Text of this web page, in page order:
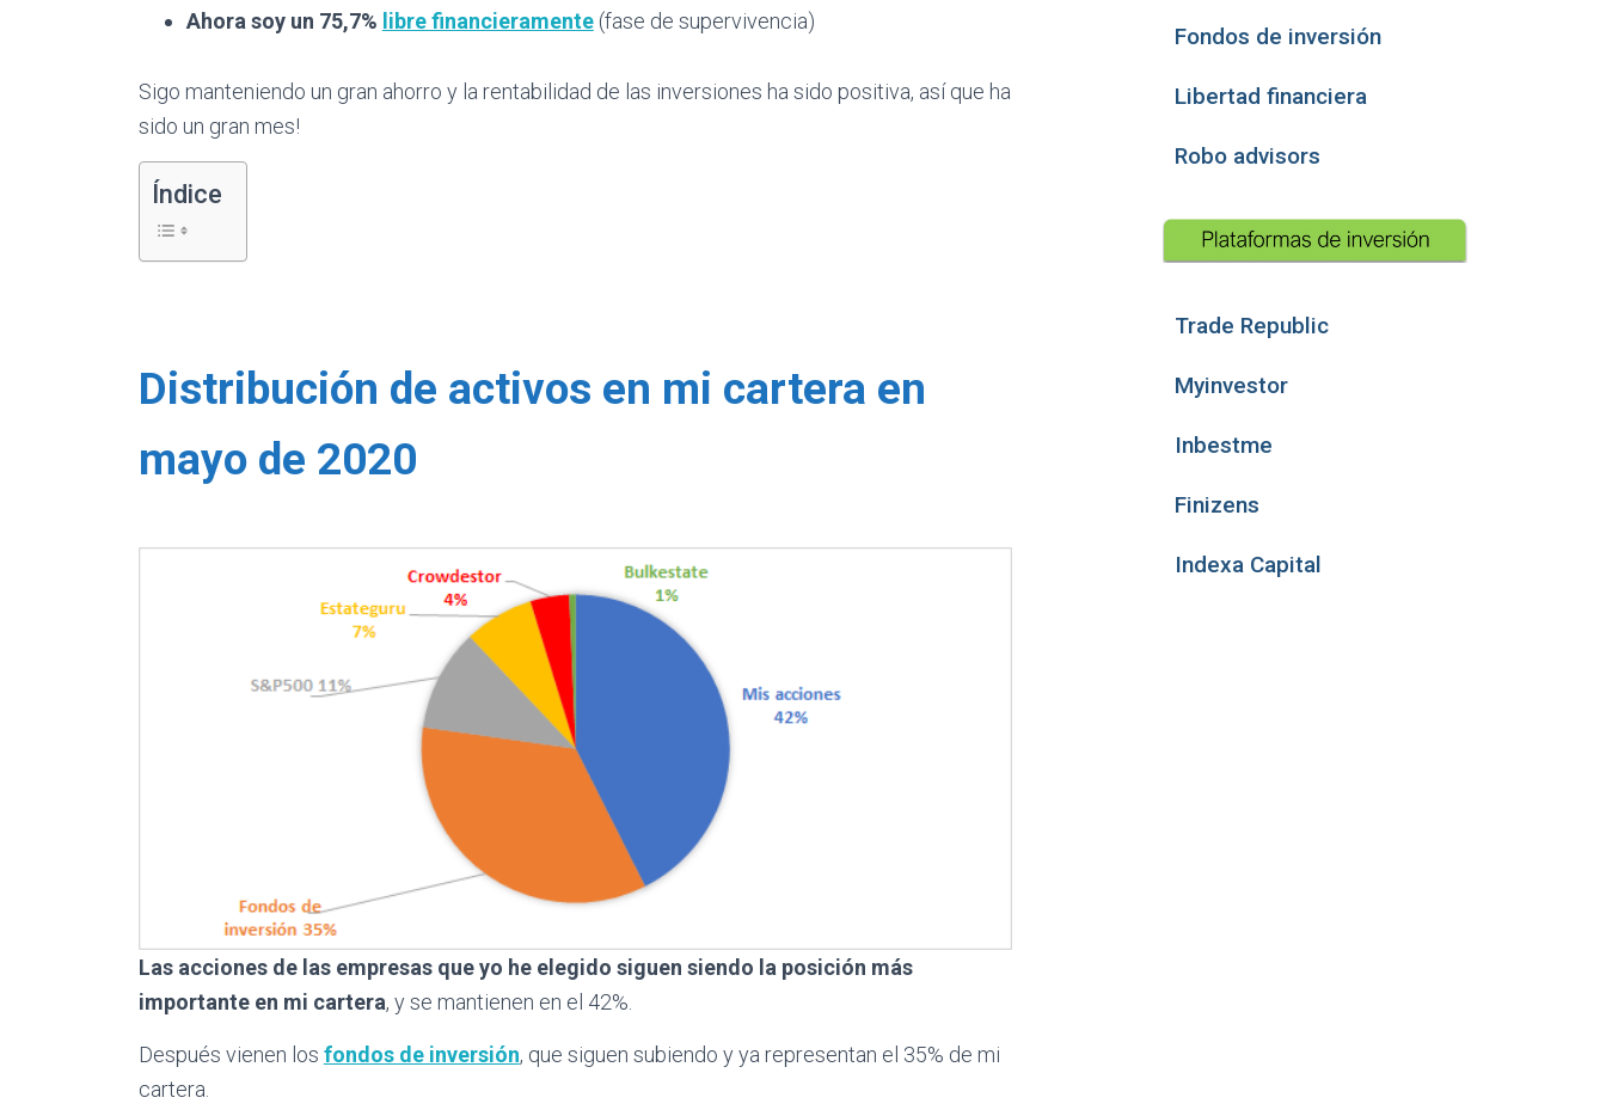
Ahora soy un 75,7% libre financieramente(fase de supervivencia)
Sigo manteniendo un gran ahorro y la rentabilidad de las inversiones ha sido positiva, así que ha
sido un gran mes!
Índice
Distribución de activos en mi cartera en
mayo de 2020
Las acciones de las empresas que yo he elegido siguen siendo la posición más
importante en mi cartera, y se mantienen en el 42%.
Después vienen los fondos de inversión, que siguen subiendo y ya representan el 35% de mi
cartera.
Fondos de inversión
Libertad financiera
Robo advisors
Trade Republic
Myinvestor
Inbestme
Finizens
Indexa Capital